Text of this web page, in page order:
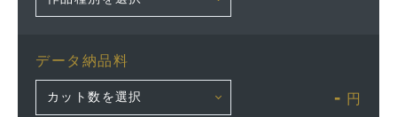
データ納品料
- 円